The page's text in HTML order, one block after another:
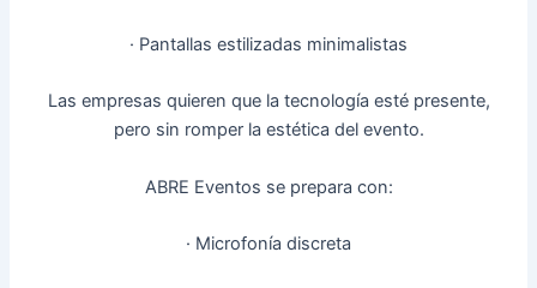
· Pantallas estilizadas minimalistas
Las empresas quieren que la tecnología esté presente,
pero sin romper la estética del evento.
ABRE Eventos se prepara con:
· Microfonía discreta